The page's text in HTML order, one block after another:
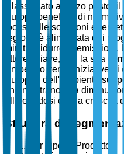
Classificato al terzo posto,
Europa beneficia di
focus sulle soluzioni
regione è alimentata dai
mirati a ridurre le emissioni.
attore chiave, con la sua
l'impegno verso iniziative di
Europea dell'Ambiente
che mostrano una
allineandosi con la crescita
Struttura di
Per Tipo di Prodotto